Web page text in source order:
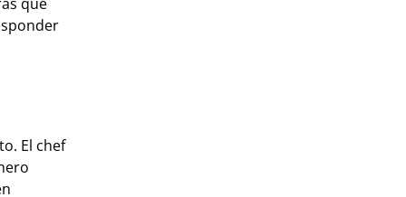
El chef